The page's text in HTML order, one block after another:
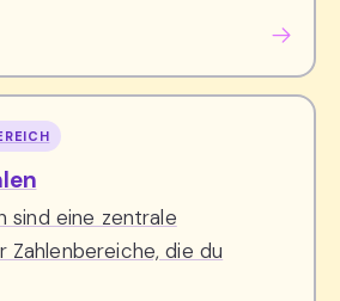
sind eine zentrale
Zahlenbereiche, die du